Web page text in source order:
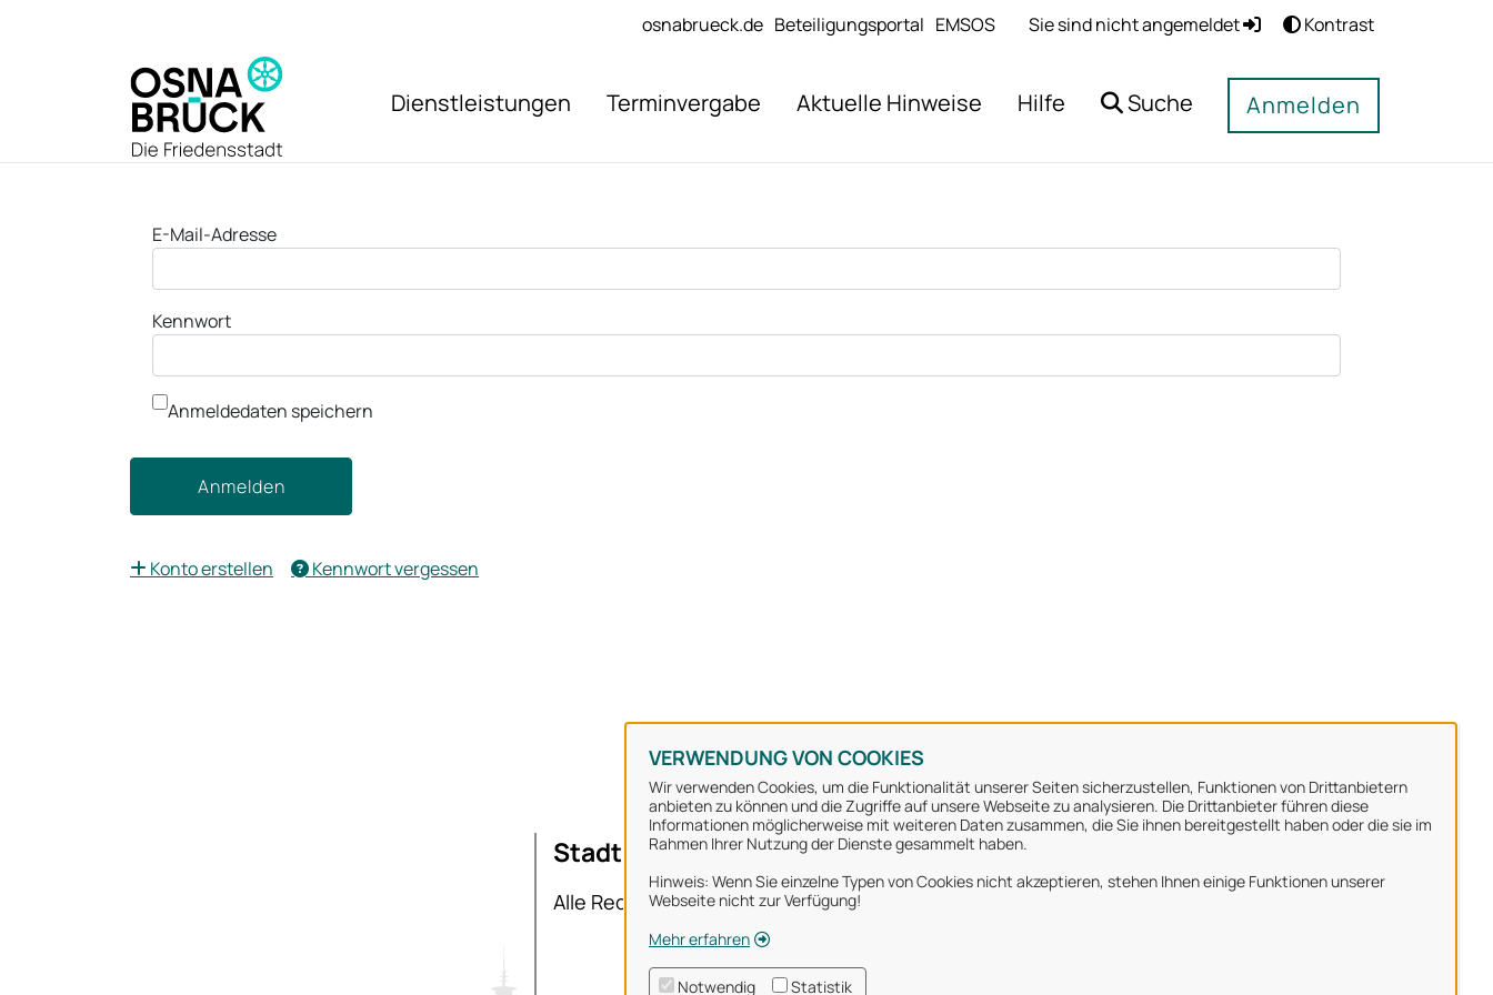
VERWENDUNG VON COOKIES
Wir verwenden Cookies, um die Funktionalität unserer Seiten sicherzustellen, Funktionen von Drittanbietern
anbieten zu können und die Zugriffe auf unsere Webseite zu analysieren. Die Drittanbieter führen diese
Informationen möglicherweise mit weiteren Daten zusammen, die Sie ihnen bereitgestellt haben oder die sie im
Rahmen Ihrer Nutzung der Dienste gesammelt haben.
Hinweis: Wenn Sie einzelne Typen von Cookies nicht akzeptieren, stehen Ihnen einige Funktionen unserer
Webseite nicht zur Verfügung!
Mehr erfahren
Notwendig Statistik
osnabrueck.de Beteiligungsportal EMSOS Sie sind nicht angemeldet Kontrast
Dienstleistungen Terminvergabe Aktuelle Hinweise Hilfe Suche Anmelden
Anmeldung
E-Mail-Adresse
Kennwort
Anmeldedaten speichern
Anmelden
Konto erstellen Kennwort vergessen
Stadt Osnabrück
Alle Rechte vorbehalten
Über uns
Impressum